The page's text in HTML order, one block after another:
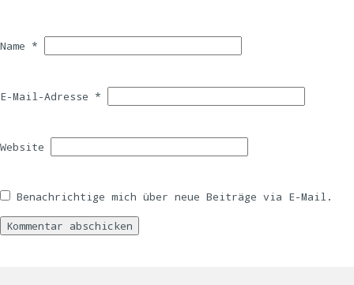
Name *
E-Mail-Adresse *
Website
Benachrichtige mich über neue Beiträge via E-Mail.